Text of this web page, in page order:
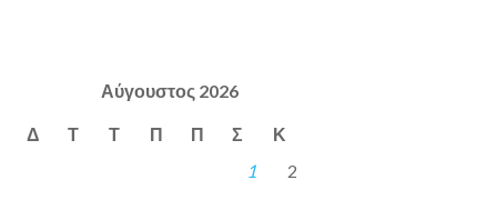
Αύγουστος 2026
Δ Τ Τ Π Π Σ Κ
1
2